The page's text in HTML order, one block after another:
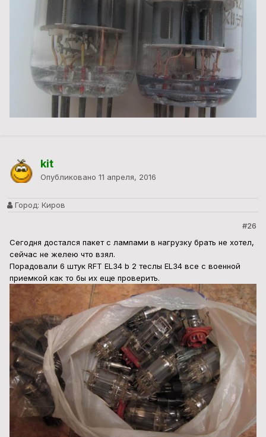
kit
Опубликовано 11 апреля, 2016
Город: Киров
#26
Сегодня достался пакет с лампами в нагрузку брать не хотел,
сейчас не желею что взял.
Порадовали 6 штук RFT EL34 b 2 теслы EL34 все с военной
приемкой как то бы их еще проверить.